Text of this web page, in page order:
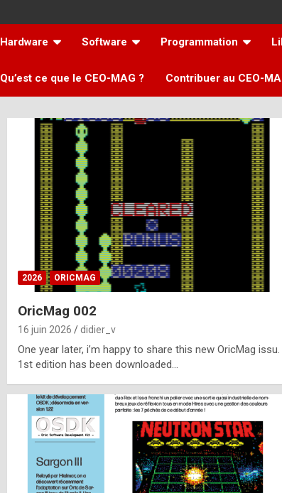
Hardware Software Programmation
Qu’est ce que le CEO-MAG ? Contribuer au CEO-
2026 ORICMAG
OricMag 002
16 juin 2026 didier_v
One year later, i’m happy to share this new OricMag issu.
1st edition has been downloaded…